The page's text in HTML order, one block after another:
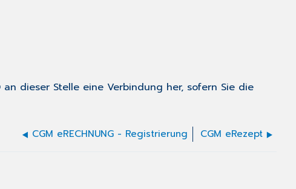
dieser Stelle eine Verbindung her, sofern Sie die
CGM eRECHNUNG - Registrierung CGM eRezept